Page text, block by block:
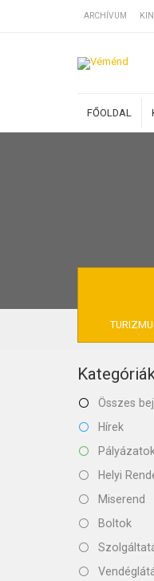
ARCHÍVUM
FŐOLDAL
Összes
Hírek
Helyi
Miserend
Boltok